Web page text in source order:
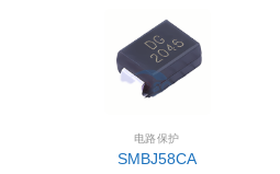
电路保护
SMBJ58CA